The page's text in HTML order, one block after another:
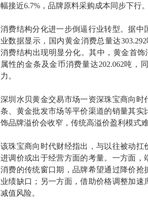
幅接近6.7%，品牌原料采购成本同步下行。
消费结构分化进一步倒逼行业转型。据中
业数据显示，国内黄金消费总量达
消费结构出现明显分化。其中，黄金首饰
属性的金条及金币消费量达202.062吨，
力。
深圳水贝黄金交易市场一资深珠宝商向
条、黄金批发市场等平价渠道的销量其
饰品牌溢价会收窄，传统高溢价盈利模式难
该珠宝商向时代财经指出，与以往被动
进调价或出于经营方面的考量。一方面
消费的传统窗口期，品牌希望通过降价
业绩缺口；另一方面，借助价格调整加
减值风险。